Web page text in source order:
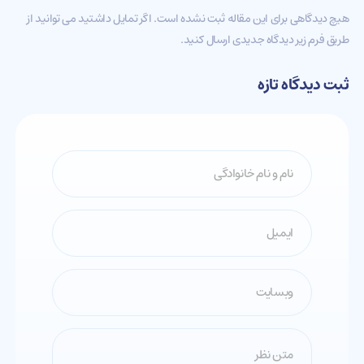
هیچ دیدگاهی برای این مقاله ثبت نشده است. اگر تمایل داشتید می توانید از
طریق فرم زیر دیدگاه جدیدی ارسال کنید.
ثبت دیدگاه تازه